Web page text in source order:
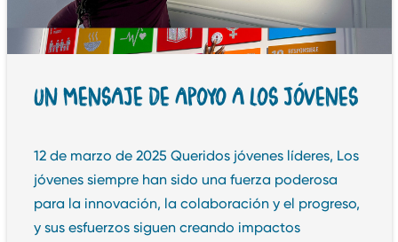
UN MENSAJE DE APOYO A LOS JÓVENES
12 de marzo de 2025 Queridos jóvenes líderes, Los
jóvenes siempre han sido una fuerza poderosa
para la innovación, la colaboración y el progreso,
y sus esfuerzos siguen creando impactos